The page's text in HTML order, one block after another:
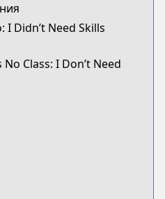
I Didn’t Need Skills
Class: I Don’t Need